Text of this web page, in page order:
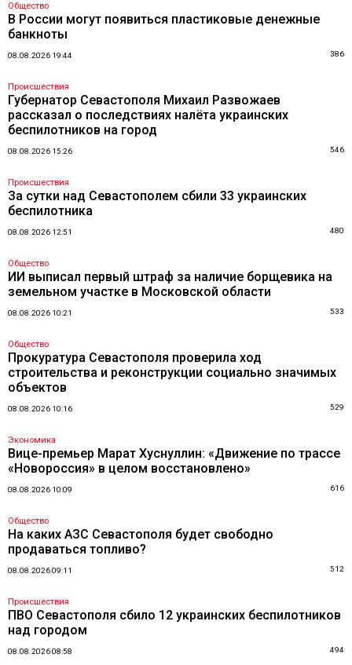
Общество
В России могут появиться пластиковые денежные
банкноты
08.08.2026 19:44 386
Происшествия
Губернатор Севастополя Михаил Развожаев
рассказал о последствиях налёта украинских
беспилотников на город
08.08.2026 15:26 546
Происшествия
За сутки над Севастополем сбили 33 украинских
беспилотника
08.08.2026 12:51 480
Общество
ИИ выписал первый штраф за наличие борщевика на
земельном участке в Московской области
08.08.2026 10:21 533
Общество
Прокуратура Севастополя проверила ход
строительства и реконструкции социально значимых
объектов
08.08.2026 10:16 529
Экономика
Вице-премьер Марат Хуснуллин: «Движение по трассе
«Новороссия» в целом восстановлено»
08.08.2026 10:09 616
Общество
На каких АЗС Севастополя будет свободно
продаваться топливо?
08.08.2026 09:11 512
Происшествия
ПВО Севастополя сбило 12 украинских беспилотников
над городом
08.08.2026 08:58 494